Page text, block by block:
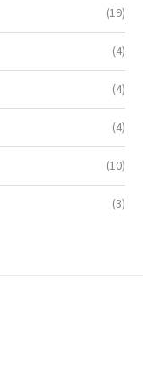
(19)
(4)
(4)
(4)
(10)
(3)